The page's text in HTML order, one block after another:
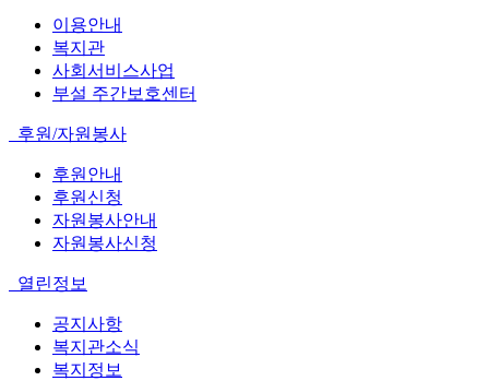
이용안내
복지관
사회서비스사업
부설 주간보호센터
후원/자원봉사
후원안내
후원신청
자원봉사안내
자원봉사신청
열린정보
공지사항
복지관소식
복지정보